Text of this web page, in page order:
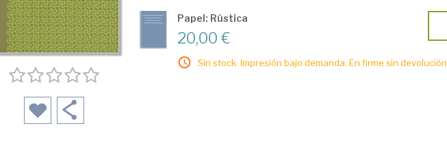
Papel: Rústica
20,00 €
Sin stock. Impresión bajo demanda. En firme sin devolución